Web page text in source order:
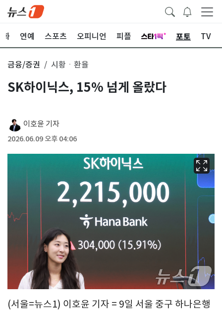
화 연예 스포츠 오피니언 피플 포토 TV
금융/증권 시황ㆍ환율
SK하이닉스, 15% 넘게 올랐다
이호윤 기자
2026.06.09 오후 04:06
(서울=뉴스1) 이호윤 기자 = 9일 서울 중구 하나은행